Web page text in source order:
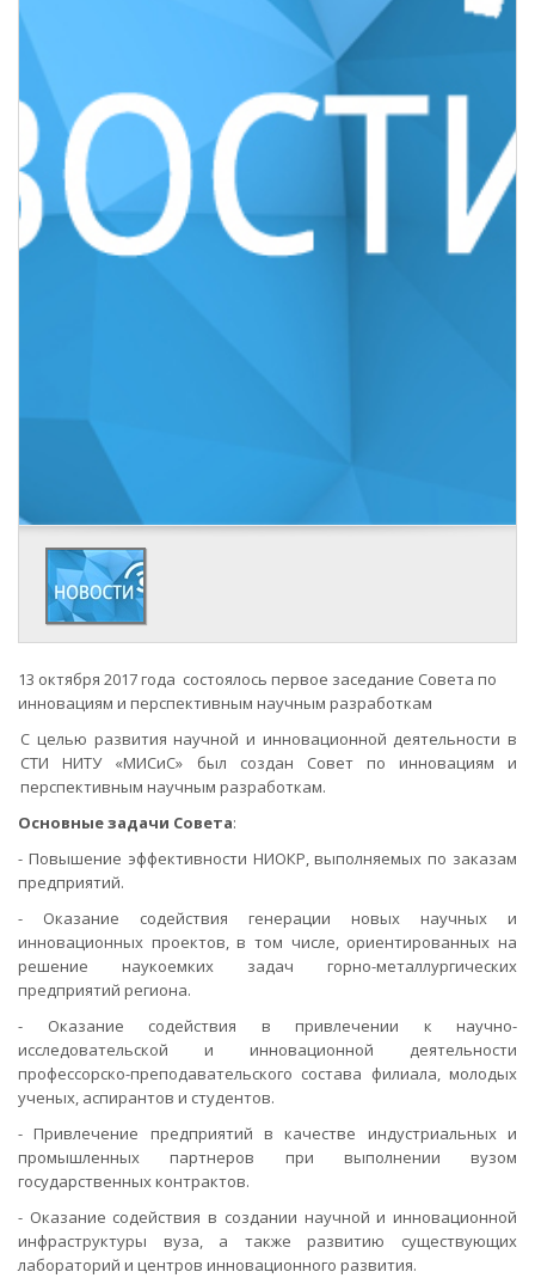
13 октября 2017 года состоялось первое заседание Совета по
инновациям и перспективным научным разработкам
С целью развития научной и инновационной деятельности в
СТИ НИТУ «МИСиС» был создан Совет по инновациям и
перспективным научным разработкам.
Основные задачи Совета:
- Повышение эффективности НИОКР, выполняемых по заказам
предприятий.
- Оказание содействия генерации новых научных и
инновационных проектов, в том числе, ориентированных на
решение наукоемких задач горно-металлургических
предприятий региона.
- Оказание содействия в привлечении к научно-
исследовательской и инновационной деятельности
профессорско-преподавательского состава филиала, молодых
ученых, аспирантов и студентов.
- Привлечение предприятий в качестве индустриальных и
промышленных партнеров при выполнении вузом
государственных контрактов.
- Оказание содействия в создании научной и инновационной
инфраструктуры вуза, а также развитию существующих
лабораторий и центров инновационного развития.